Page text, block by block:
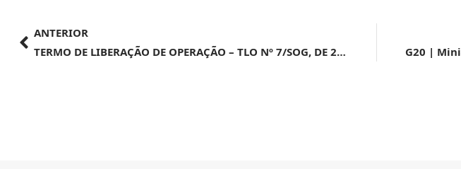
ANTERIOR
TERMO DE LIBERAÇÃO DE OPERAÇÃO – TLO Nº 7/SOG, DE 28 DE AGOSTO DE 2024